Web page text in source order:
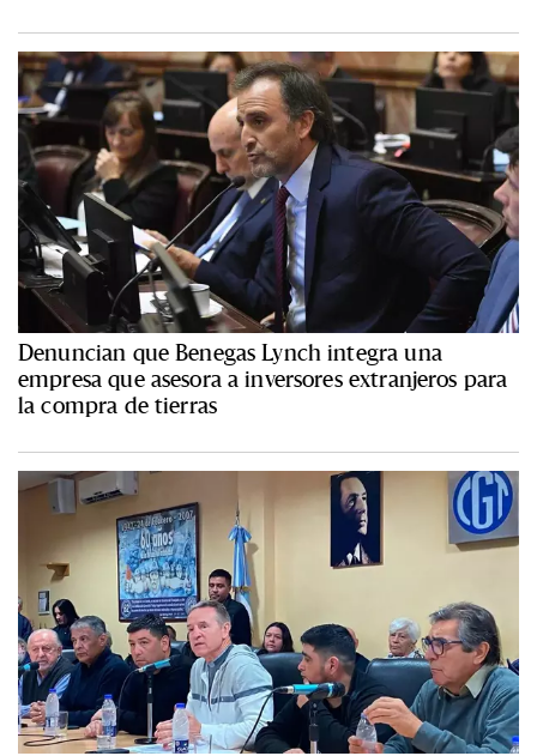
Denuncian que Benegas Lynch integra una
empresa que asesora a inversores extranjeros para
la compra de tierras